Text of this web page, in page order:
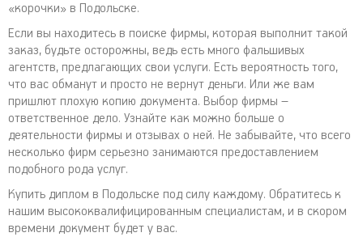
«корочки» в Подольске.
Если вы находитесь в поиске фирмы, которая выполнит такой
заказ, будьте осторожны, ведь есть много фальшивых
агентств, предлагающих свои услуги. Есть вероятность того,
что вас обманут и просто не вернут деньги. Или же вам
пришлют плохую копию документа. Выбор фирмы –
ответственное дело. Узнайте как можно больше о
деятельности фирмы и отзывах о ней. Не забывайте, что всего
несколько фирм серьезно занимаются предоставлением
подобного рода услуг.
Купить диплом в Подольске под силу каждому. Обратитесь к
нашим высококвалифицированным специалистам, и в скором
времени документ будет у вас.